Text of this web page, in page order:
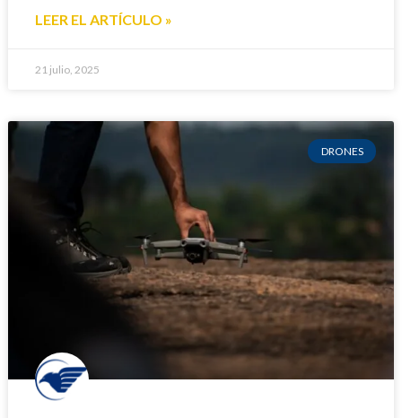
LEER EL ARTÍCULO »
21 julio, 2025
DRONES